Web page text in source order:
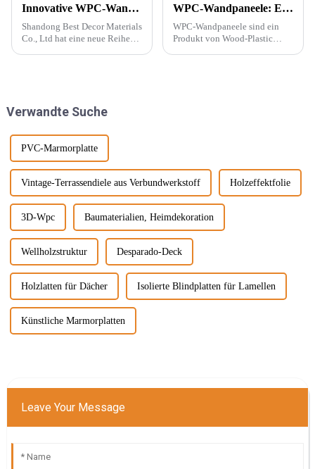
Innovative WPC-Wandpaneele für stilvolle Häuser
Shandong Best Decor Materials
Co., Ltd hat eine neue Reihe
Diese Materie...
WPC-Wandpaneele: Ein neuer Baustofftyp
WPC-Wandpaneele sind ein
Produkt von Wood-Plastic
Verwandte Suche
PVC-Marmorplatte
Vintage-Terrassendiele aus Verbundwerkstoff Holzeffektfolie
3D-Wpc Baumaterialien, Heimdekoration
Wellholzstruktur Desparado-Deck
Holzlatten für Dächer Isolierte Blindplatten für Lamellen
Künstliche Marmorplatten
Leave Your Message